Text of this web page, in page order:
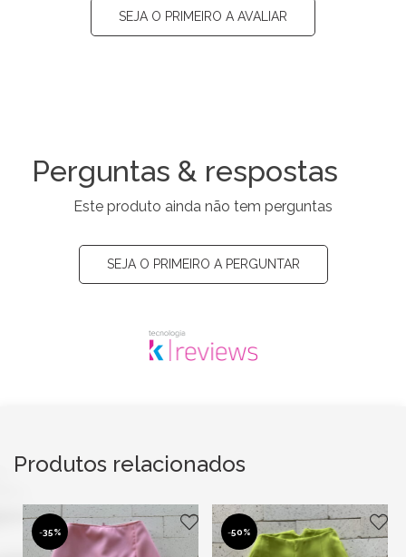
SEJA O PRIMEIRO A AVALIAR
Perguntas & respostas
Este produto ainda não tem perguntas
SEJA O PRIMEIRO A PERGUNTAR
Produtos relacionados
-35% -50%